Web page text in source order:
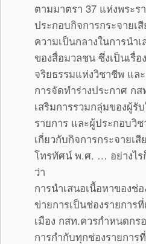
ตามมาตรา 37 แห่งพระ
ประกอบกิจการกระจายเ
ความเป็นกลางในการนำ
ของสื่อมวลชน ซึ่งเป็นเรื่อ
จริยธรรมแห่งวิชาชีพ แล
การจัดทำร่างประกาศ กส
เสริมการรวมกลุ่มของผู้
รายการ และผู้ประกอบวิ
เกี่ยวกับกิจการกระจายเ
โทรทัศน์ พ.ศ. … อย่างไ
ว่า
การนำเสนอเนื้อหาของช่
ข่ายการเป็นช่องรายการ
เมือง กสท.ควรกำหนดกร
การกำกับทุกช่องรายกา